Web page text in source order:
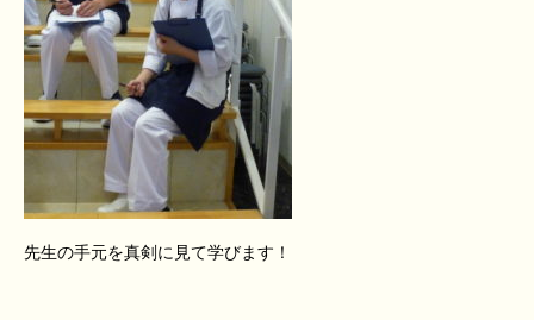
先生の手元を真剣に見て学びます！